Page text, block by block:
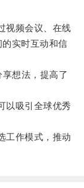
频会议、在线
实时互动和信
想法，提高了
吸引全球优秀
作模式，推动